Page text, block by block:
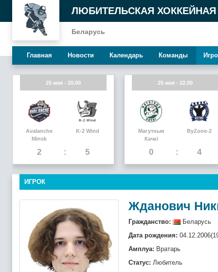
ЛЮБИТЕЛЬСКАЯ ХОККЕЙНАЯ
Беларусь
Главная Новости Календарь Команды
25 мая - 20.00
Avalanche
Minsk
2
K-2 Wind
5
25 мая - 22.00
Магутныя
Качкi
0
ByZone-2
4
ИГРОК
Жданович
Гражданство:
Беларусь
Дата рождения:
Амплуа: Вратарь
Статус: Любитель